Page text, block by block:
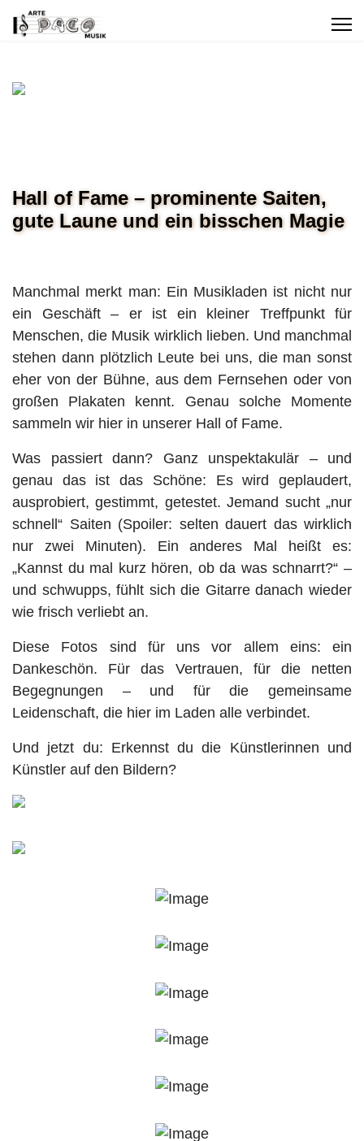
Hall of Fame – prominente Saiten,
gute Laune und ein bisschen Magie
Manchmal merkt man: Ein Musikladen ist nicht nur
ein Geschäft – er ist ein kleiner Treffpunkt für
Menschen, die Musik wirklich lieben. Und manchmal
stehen dann plötzlich Leute bei uns, die man sonst
eher von der Bühne, aus dem Fernsehen oder von
großen Plakaten kennt. Genau solche Momente
sammeln wir hier in unserer Hall of Fame.
Was passiert dann? Ganz unspektakulär – und
genau das ist das Schöne: Es wird geplaudert,
ausprobiert, gestimmt, getestet. Jemand sucht „nur
schnell“ Saiten (Spoiler: selten dauert das wirklich
nur zwei Minuten). Ein anderes Mal heißt es:
„Kannst du mal kurz hören, ob da was schnarrt?“ –
und schwupps, fühlt sich die Gitarre danach wieder
wie frisch verliebt an.
Diese Fotos sind für uns vor allem eins: ein
Dankeschön. Für das Vertrauen, für die netten
Begegnungen – und für die gemeinsame
Leidenschaft, die hier im Laden alle verbindet.
Und jetzt du: Erkennst du die Künstlerinnen und
Künstler auf den Bildern?